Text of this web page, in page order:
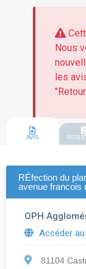
Nous
les
AVIS
RÉfection du
avenue francois
OPH
Accéder
81104